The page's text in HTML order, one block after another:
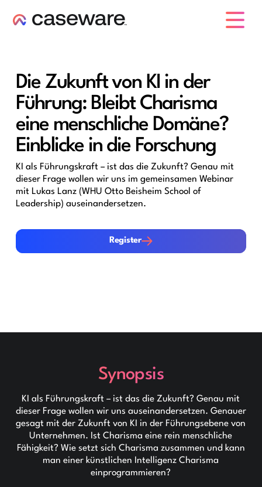
Die Zukunft von KI in der
Führung: Bleibt Charisma
eine menschliche Domäne?
Einblicke in die Forschung
KI als Führungskraft – ist das die Zukunft? Genau mit
dieser Frage wollen wir uns im gemeinsamen Webinar
mit Lukas Lanz (WHU Otto Beisheim School of
Leadership) auseinandersetzen.
Register
Register
Synopsis
KI als Führungskraft – ist das die Zukunft? Genau mit
dieser Frage wollen wir uns auseinandersetzen. Genauer
gesagt mit der Zukunft von KI in der Führungsebene von
Unternehmen. Ist Charisma eine rein menschliche
Fähigkeit? Wie setzt sich Charisma zusammen und kann
man einer künstlichen Intelligenz Charisma
einprogrammieren?